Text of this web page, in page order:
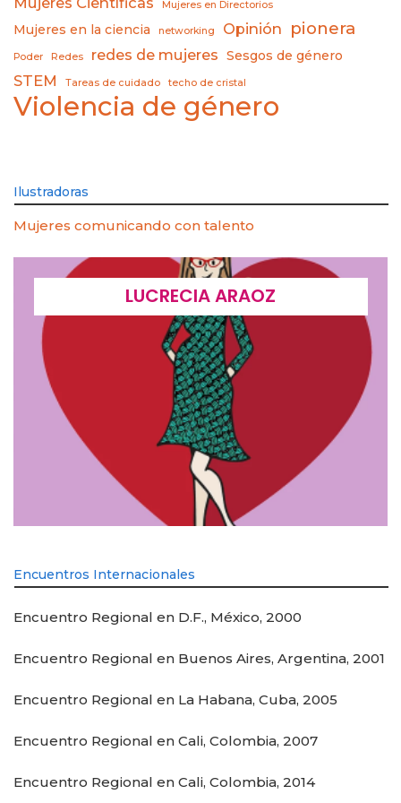
Mujeres en Directorios
Mujeres en la ciencia networking Opinión pionera
Poder Redes redes de mujeres Sesgos de género
STEM Tareas de cuidado techo de cristal
Violencia de género
Ilustradoras
Mujeres comunicando con talento
LUCRECIA ARAOZ
Encuentros Internacionales
Encuentro Regional en D.F., México, 2000
Encuentro Regional en Buenos Aires, Argentina, 2001
Encuentro Regional en La Habana, Cuba, 2005
Encuentro Regional en Cali, Colombia, 2007
Encuentro Regional en Cali, Colombia, 2014